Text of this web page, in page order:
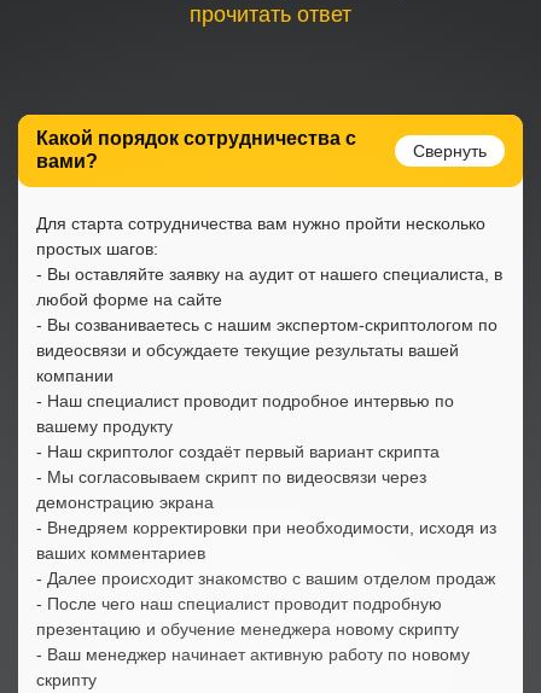
прочитать ответ
Какой порядок сотрудничества с
вами?
Для старта сотрудничества вам нужно пройти несколько
простых шагов:
- Вы оставляйте заявку на аудит от нашего специалиста, в
любой форме на сайте
- Вы созваниваетесь с нашим экспертом-скриптологом по
видеосвязи и обсуждаете текущие результаты вашей
компании
- Наш специалист проводит подробное интервью по
вашему продукту
- Наш скриптолог создаёт первый вариант скрипта
- Мы согласовываем скрипт по видеосвязи через
демонстрацию экрана
- Внедряем корректировки при необходимости, исходя из
ваших комментариев
- Далее происходит знакомство с вашим отделом продаж
- После чего наш специалист проводит подробную
презентацию и обучение менеджера новому скрипту
- Ваш менеджер начинает активную работу по новому
скрипту